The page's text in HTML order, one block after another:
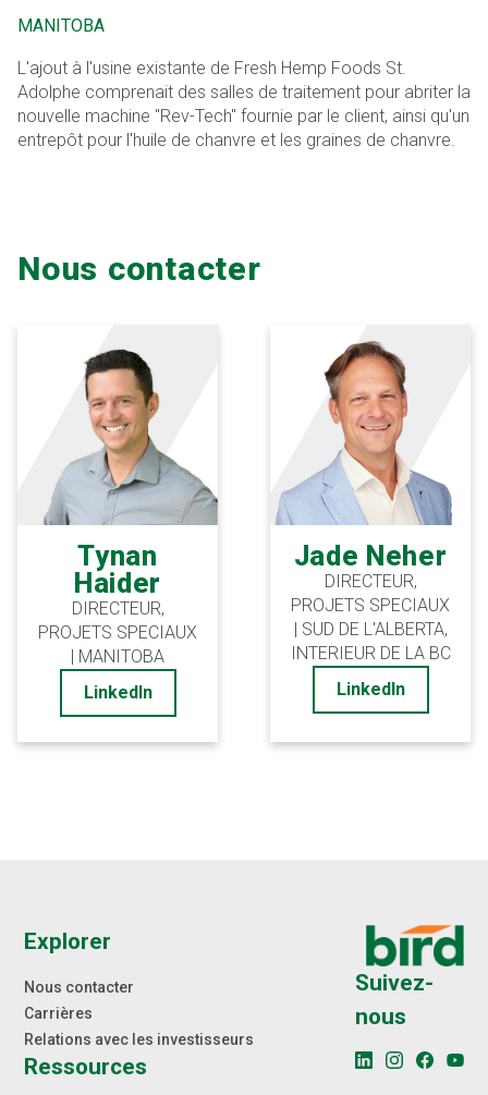
MANITOBA
L'ajout à l'usine existante de Fresh Hemp Foods St.
Adolphe comprenait des salles de traitement pour abriter la
nouvelle machine "Rev-Tech" fournie par le client, ainsi qu'un
entrepôt pour l'huile de chanvre et les graines de chanvre.
Nous contacter
Tynan
Haider
DIRECTEUR,
PROJETS SPECIAUX
| MANITOBA
LinkedIn
Jade Neher
DIRECTEUR,
PROJETS SPECIAUX
| SUD DE L'ALBERTA,
INTERIEUR DE LA BC
LinkedIn
Explorer
Nous contacter
Carrières
Relations avec les investisseurs
Ressources
Suivez-
nous